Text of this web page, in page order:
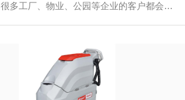
很多工厂、物业、公园等企业的客户都会有地面清洁的问题困扰，现在市场上常用的清洁地面的机械主要有扫地机和…